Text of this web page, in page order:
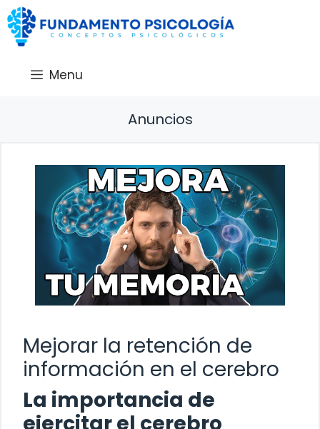
Saltar
al
contenido
Menu
Anuncios
Mejorar la retención de
información en el cerebro
La importancia de